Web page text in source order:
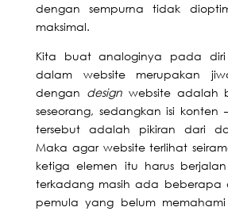
dengan sempurna tidak
maksimal.
Kita buat analoginya pada diri
dalam website merupakan
dengan designwebsite adalah
seseorang, sedangkan isi konten
tersebut adalah pikiran dari
Maka agar website terlihat
ketiga elemen itu harus
terkadang masih ada beberapa
pemula yang belum